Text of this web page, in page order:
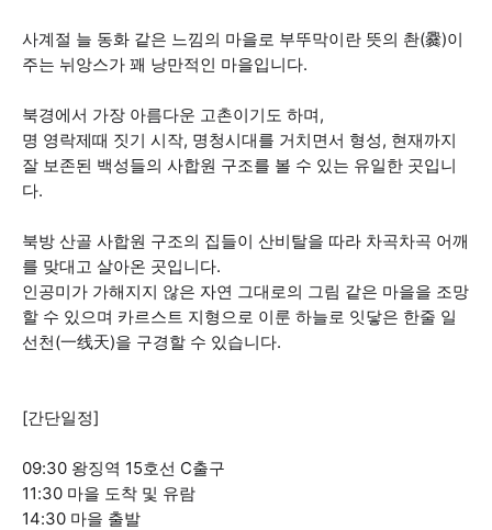
사계절 늘 동화 같은 느낌의 마을로 부뚜막이란 뜻의 촨(爨)이
주는 뉘앙스가 꽤 낭만적인 마을입니다.
북경에서 가장 아름다운 고촌이기도 하며,
명 영락제때 짓기 시작, 명청시대를 거치면서 형성, 현재까지
잘 보존된 백성들의 사합원 구조를 볼 수 있는 유일한 곳입니
다.
북방 산골 사합원 구조의 집들이 산비탈을 따라 차곡차곡 어깨
를 맞대고 살아온 곳입니다.
인공미가 가해지지 않은 자연 그대로의 그림 같은 마을을 조망
할 수 있으며 카르스트 지형으로 이룬 하늘로 잇닿은 한줄 일
선천(一线天)을 구경할 수 있습니다.
[간단일정]
09:30 왕징역 15호선 C출구
11:30 마을 도착 및 유람
14:30 마을 출발